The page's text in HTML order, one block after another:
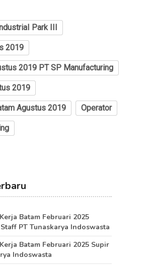
Park III
2019
2019 PT SP Manufacturing
2019
Agustus 2019 Operator
Batam Februari 2025
PT Tunaskarya Indoswasta
Batam Februari 2025 Supir
Indoswasta